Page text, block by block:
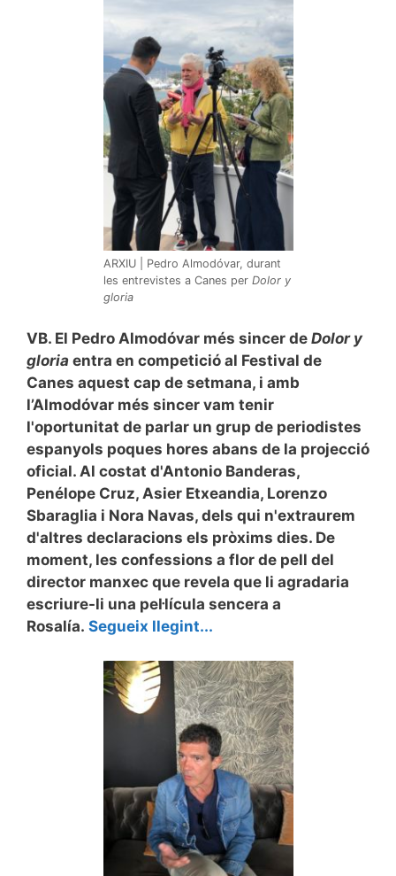
ARXIU | Pedro Almodóvar, durant
les entrevistes a Canes per Dolor y
gloria
VB. El Pedro Almodóvar més sincer de Dolor y
gloria entra en competició al Festival de
Canes aquest cap de setmana, i amb
l’Almodóvar més sincer vam tenir
l'oportunitat de parlar un grup de periodistes
espanyols poques hores abans de la projecció
oficial. Al costat d'Antonio Banderas,
Penélope Cruz, Asier Etxeandia, Lorenzo
Sbaraglia i Nora Navas, dels qui n'extraurem
d'altres declaracions els pròxims dies. De
moment, les confessions a flor de pell del
director manxec que revela que li agradaria
escriure-li una pel·lícula sencera a
Rosalía. Segueix llegint...